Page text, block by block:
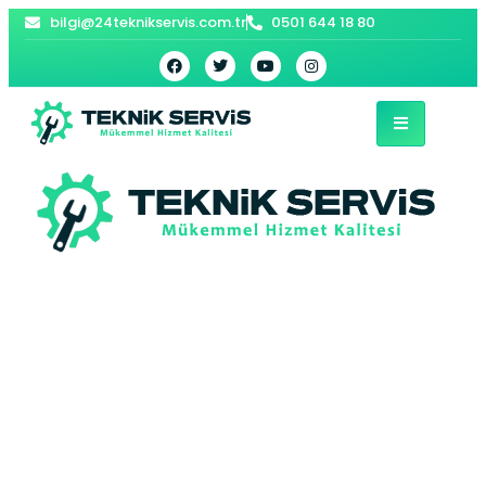
bilgi@24teknikservis.com.tr 0501 644 18 80